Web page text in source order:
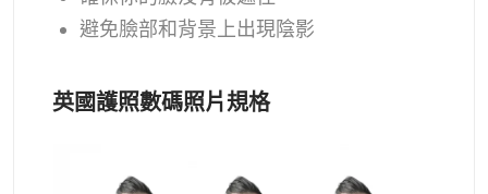
避免臉部和背景上出現陰影
英國護照數碼照片規格